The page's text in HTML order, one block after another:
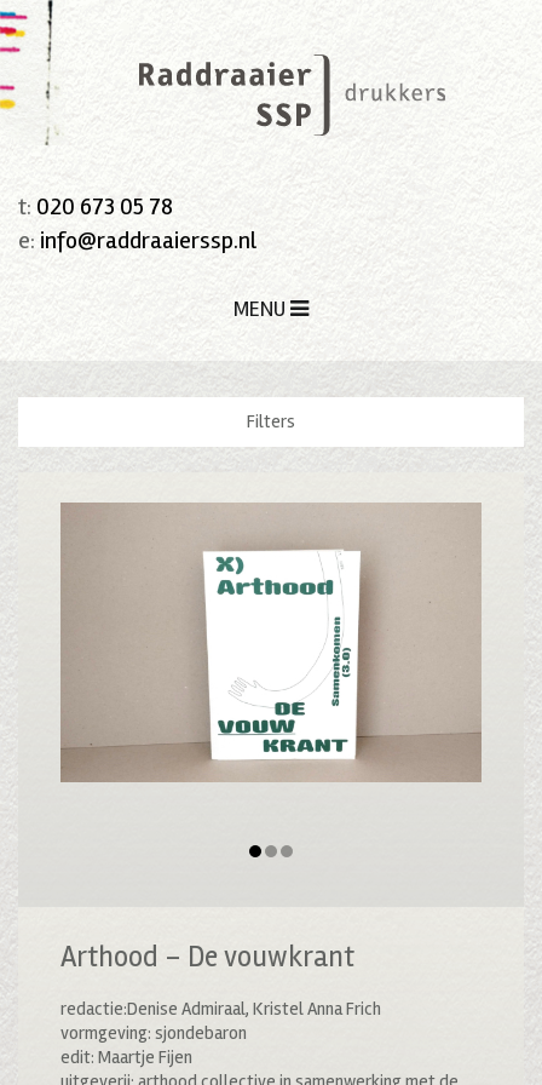
t: 020 673 05 78
e: info@raddraaierssp.nl
MENU
Filters
Arthood – De vouwkrant
redactie:Denise Admiraal, Kristel Anna Frich
vormgeving: sjondebaron
edit: Maartje Fijen